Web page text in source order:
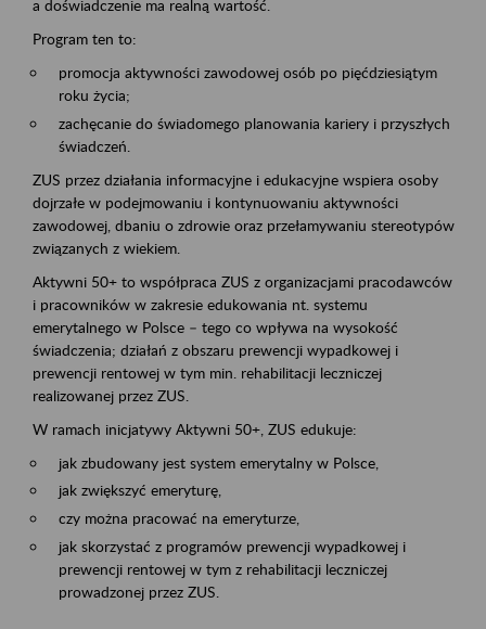
a doświadczenie ma realną wartość.
Program ten to:
promocja aktywności zawodowej osób po pięćdziesiątym
roku życia;
zachęcanie do świadomego planowania kariery i przyszłych
świadczeń.
ZUS przez działania informacyjne i edukacyjne wspiera osoby
dojrzałe w podejmowaniu i kontynuowaniu aktywności
zawodowej, dbaniu o zdrowie oraz przełamywaniu stereotypów
związanych z wiekiem.
Aktywni 50+ to współpraca ZUS z organizacjami pracodawców
i pracowników w zakresie edukowania nt. systemu
emerytalnego w Polsce – tego co wpływa na wysokość
świadczenia; działań z obszaru prewencji wypadkowej i
prewencji rentowej w tym min. rehabilitacji leczniczej
realizowanej przez ZUS.
W ramach inicjatywy Aktywni 50+, ZUS edukuje:
jak zbudowany jest system emerytalny w Polsce,
jak zwiększyć emeryturę,
czy można pracować na emeryturze,
jak skorzystać z programów prewencji wypadkowej i
prewencji rentowej w tym z rehabilitacji leczniczej
prowadzonej przez ZUS.